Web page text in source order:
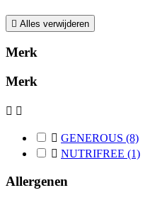
 Alles verwijderen
Merk
Merk
 
 GENEROUS (8)
 NUTRIFREE (1)
Allergenen